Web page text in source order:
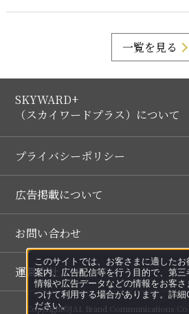
一覧を見る
SKYWARD+
（スカイワードプラス）について
プライバシーポリシー
広告掲載について
お問い合わせ
運営会社
Copyright©JAL Brand Communications
このサイトでは、お客さまに適した
案内、広告配信等を行う目的で、第
情報や広告データなどの情報をお客
つけて利用する場合があります。詳細
ださい。